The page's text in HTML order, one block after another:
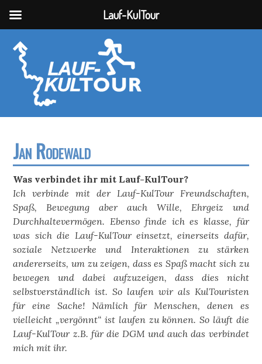
Jan Rodewald
Was verbindet ihr mit Lauf-KulTour?
Ich verbinde mit der Lauf-KulTour Freundschaften,
Spaß, Bewegung aber auch Wille, Ehrgeiz und
Durchhaltevermögen. Ebenso finde ich es klasse, für
was sich die Lauf-KulTour einsetzt, einerseits dafür,
soziale Netzwerke und Interaktionen zu stärken
andererseits, um zu zeigen, dass es Spaß macht sich zu
bewegen und dabei aufzuzeigen, dass dies nicht
selbstverständlich ist. So laufen wir als KulTouristen
für eine Sache! Nämlich für Menschen, denen es
vielleicht „vergönnt“ ist laufen zu können. So läuft die
Lauf-KulTour z.B. für die DGM und auch das verbindet
mich mit ihr.
Lauf-KulTour